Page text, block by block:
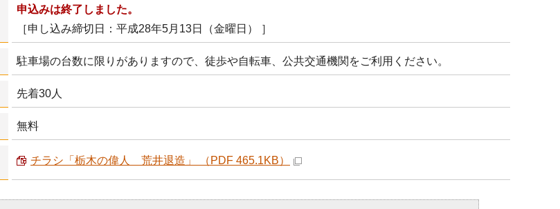
申込みは終了しました。
［申し込み締切日：平成28年5月13日（金曜日） ］
駐車場の台数に限りがありますので、徒歩や自転車、公共交通機関をご利用ください。
先着30人
無料
チラシ「栃木の偉人 荒井退造」 （PDF 465.1KB）